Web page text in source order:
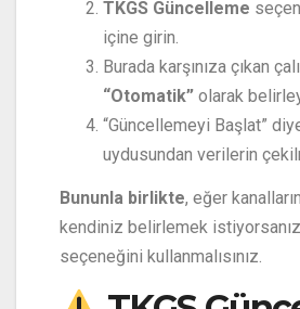
TKGS Güncelleme
içine girin.
Burada karşınıza çıkan
“Otomatik” olarak
“Güncellemeyi Başlat”
uydusundan verilerin
Bununla birlikte, eğer
kendiniz belirlemek
seçeneğini kullanmalısınız.